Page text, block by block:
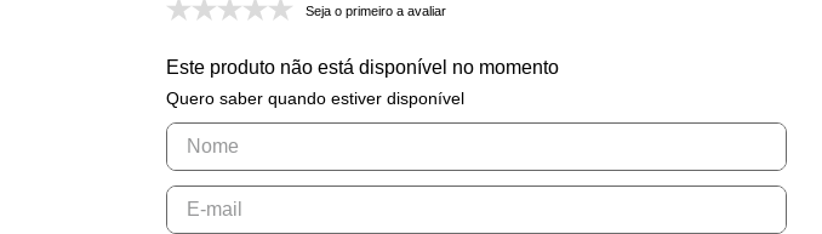
Seja o primeiro a avaliar
Este produto não está disponível no momento
Quero saber quando estiver disponível